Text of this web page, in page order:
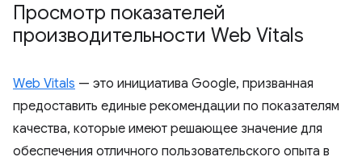
Просмотр показателей
производительности Web Vitals
Web Vitals — это инициатива Google, призванная
предоставить единые рекомендации по показателям
качества, которые имеют решающее значение для
обеспечения отличного пользовательского опыта в